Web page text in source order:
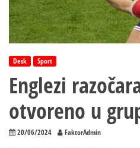
Desk Sport
Englezi
otvoreno u
20/06/2024 FaktorAdmin